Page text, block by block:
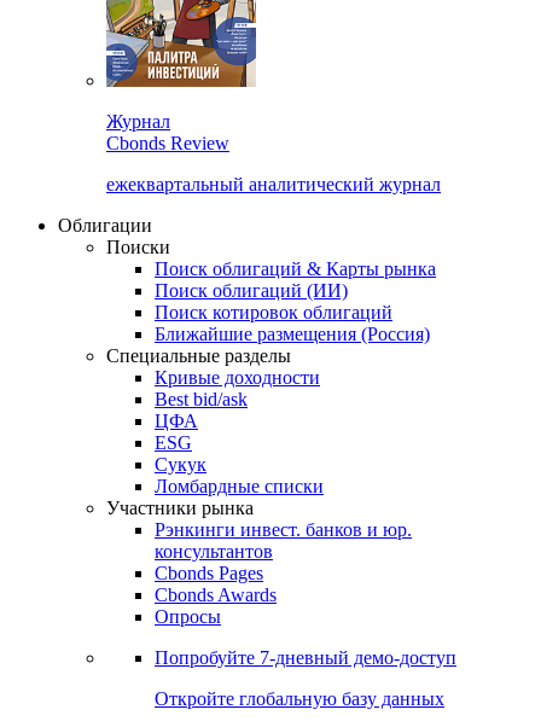
Журнал
Cbonds Review
ежеквартальный аналитический журнал
Облигации
Поиски
Поиск облигаций & Карты рынка
Поиск облигаций (ИИ)
Поиск котировок облигаций
Ближайшие размещения (Россия)
Специальные разделы
Кривые доходности
Best bid/ask
ЦФА
ESG
Сукук
Ломбардные списки
Участники рынка
Рэнкинги инвест. банков и юр.
консультантов
Cbonds Pages
Cbonds Awards
Опросы
Попробуйте 7-дневный демо-доступ
Откройте глобальную базу данных